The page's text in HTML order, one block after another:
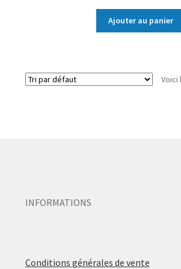
Ajouter au panier
Voici
INFORMATIONS
Conditions générales de vente